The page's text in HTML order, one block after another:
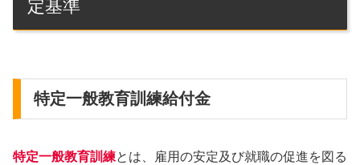
定基準
特定一般教育訓練給付金
特定一般教育訓練とは、雇用の安定及び就職の促進を図る